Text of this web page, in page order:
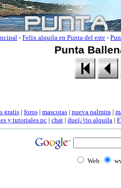
- Felix alquila en Punta del este -
Punta
gratis| foros| mascotas| nueva palmira|
y tutoriales pc | chat | dueï¿½o alquila |
Web